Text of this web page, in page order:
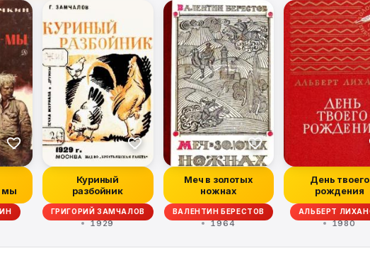
мы
Куриный
разбойник
ГРИГОРИЙ ЗАМЧАЛОВ
1929
Меч в золотых
ножнах
ВАЛЕНТИН БЕРЕСТОВ
1964
День твоего
рождения
АЛЬБЕРТ
1980